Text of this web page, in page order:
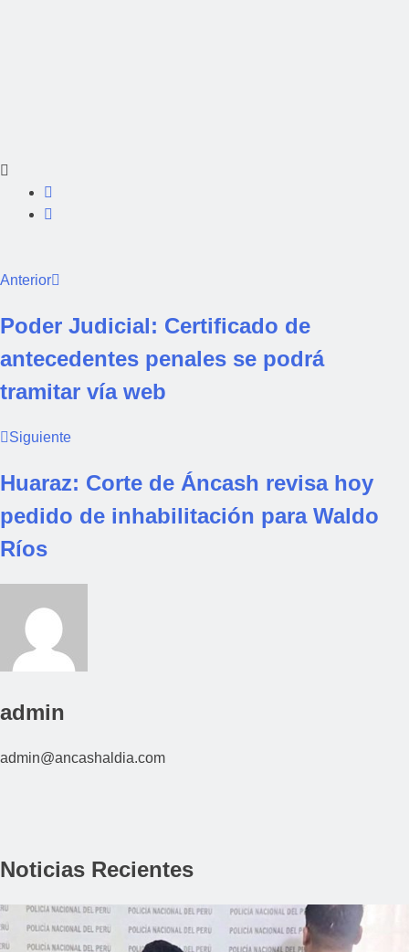
Anterior
Poder Judicial: Certificado de
antecedentes penales se podrá
tramitar vía web
Siguiente
Huaraz: Corte de Áncash revisa hoy
pedido de inhabilitación para Waldo
Ríos
admin
admin@ancashaldia.com
Noticias Recientes